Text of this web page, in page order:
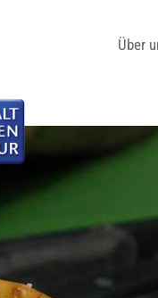
Über